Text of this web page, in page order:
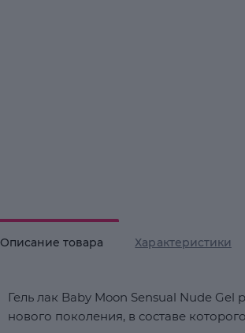
Описание товара Характеристики
Гель лак Baby Moon Sensual Nude
нового поколения, в составе